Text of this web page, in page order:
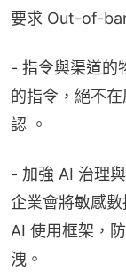
要求 Out-of-
- 指令與渠道的
的指令，絕不
認 。
- 加強 AI 治理
企業會將敏感
AI 使用框架，
洩。